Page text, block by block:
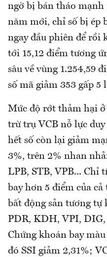
ngờ bị bán tháo mạnh
năm mới, chỉ số bị ép
ngay đầu phiên để rồi
tới 15,12 điểm tương
sâu về vùng 1.254,59
số mã giảm 353 gấp 5
Mức độ rớt thảm hại
trừ trụ VCB nỗ lực
hết số còn lại giảm
3%, trên 2% nhan
LPB, STB, VPB... Chỉ
bay hơn 5 điểm của
bất động sản tương
PDR, KDH, VPI,
Chứng khoán bay
đó SSI giảm 2,31%;